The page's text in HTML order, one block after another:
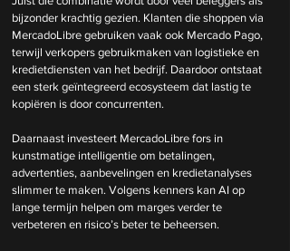
bijzonder krachtig gezien. Klanten die shoppen via
MercadoLibre gebruiken vaak ook Mercado Pago,
terwijl verkopers gebruikmaken van logistieke en
kredietdiensten van het bedrijf. Daardoor ontstaat
een sterk geïntegreerd ecosysteem dat lastig te
kopiëren is door concurrenten.
Daarnaast investeert MercadoLibre fors in
kunstmatige intelligentie om betalingen,
advertenties, aanbevelingen en kredietanalyses
slimmer te maken. Volgens kenners kan AI op
lange termijn helpen om marges verder te
verbeteren en risico’s beter te beheersen.